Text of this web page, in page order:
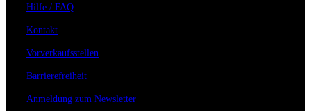
Hilfe / FAQ
Kontakt
Vorverkaufsstellen
Barrierefreiheit
Anmeldung zum Newsletter